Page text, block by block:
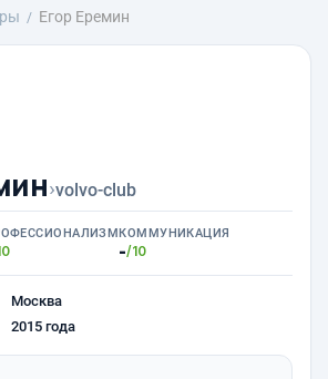
Егор Еремин
›volvo-club
КОММУНИКАЦИЯ
-/10
Москва
2015 года